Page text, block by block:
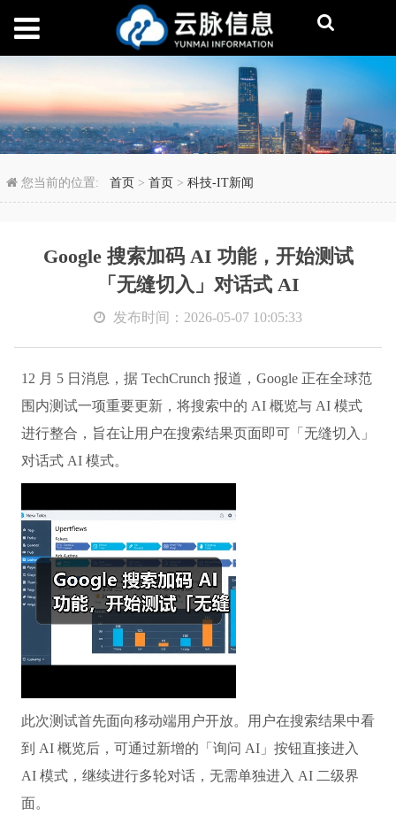
Google 搜索加码 AI 功
您当前的位置:首页 >首页 >科技-IT新闻
Google 搜索加码 AI 功能，开始测试
「无缝切入」对话式 AI
发布时间：2026-05-07 10:05:33
12 月 5 日消息，据 TechCrunch 报道，Google 正在全球范
围内测试一项重要更新，将搜索中的 AI 概览与 AI 模式
进行整合，旨在让用户在搜索结果页面即可「无缝切入」
对话式 AI 模式。
此次测试首先面向移动端用户开放。用户在搜索结果中看
到 AI 概览后，可通过新增的「询问 AI」按钮直接进入
AI 模式，继续进行多轮对话，无需单独进入 AI 二级界
面。